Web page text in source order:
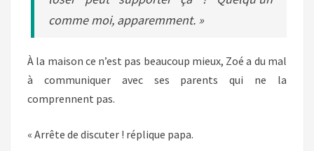
comme moi, apparemment. »
À la maison ce n’est pas beaucoup mieux, Zoé a du mal
à communiquer avec ses parents qui ne la
comprennent pas.
« Arrête de discuter ! réplique papa.